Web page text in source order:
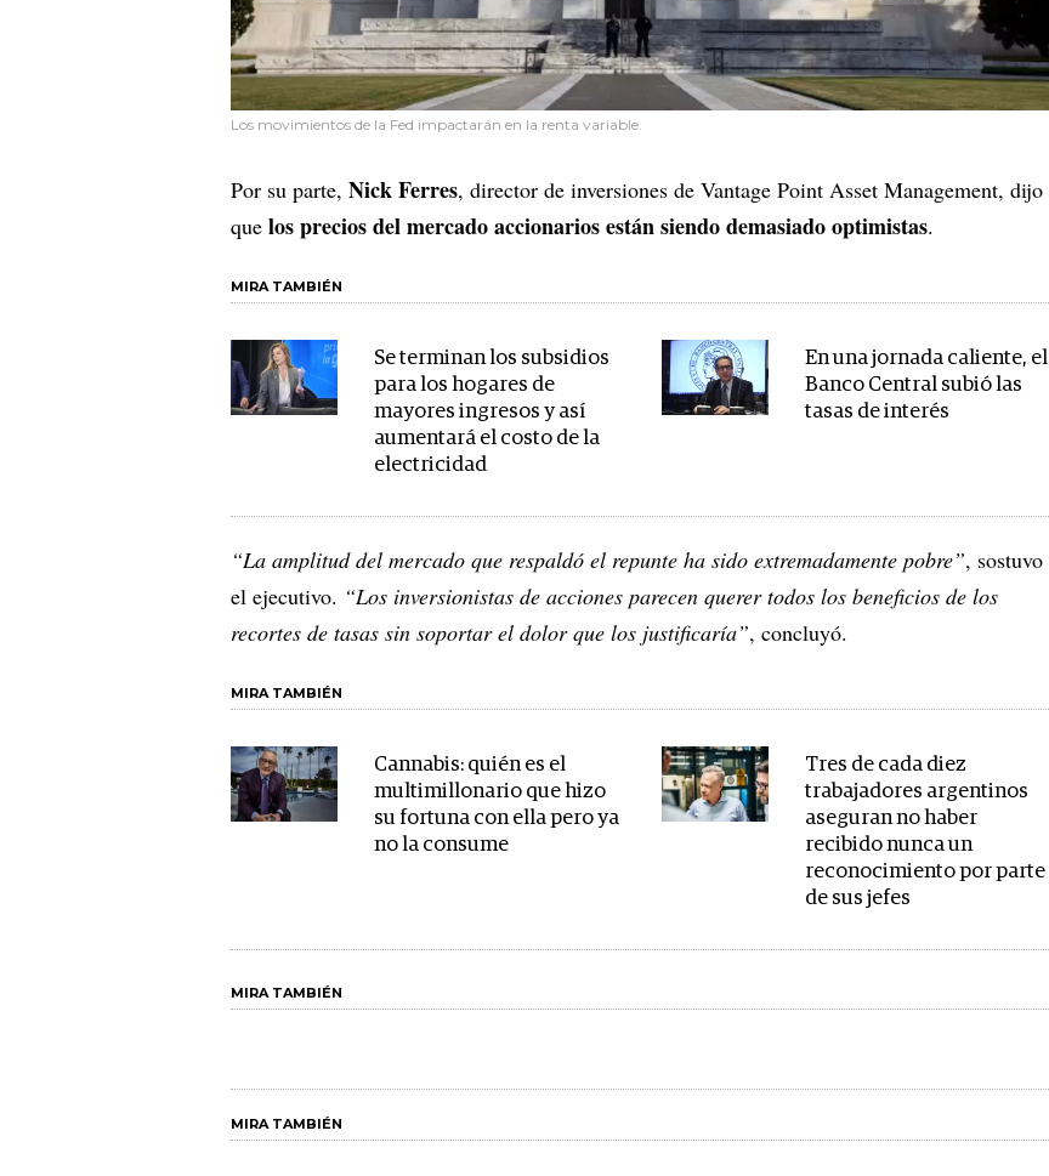
Los movimientos de la Fed impactarán en la renta variable.
Por su parte, Nick Ferres, director de inversiones de Vantage Point Asset Management, dijo
que los precios del mercado accionarios están siendo demasiado optimistas.
MIRA TAMBIÉN
Se terminan los subsidios
para los hogares de
mayores ingresos y así
aumentará el costo de la
electricidad
En una jornada caliente, el
Banco Central subió las
tasas de interés
“La amplitud del mercado que respaldó el repunte ha sido extremadamente pobre”, sostuvo
el ejecutivo. “Los inversionistas de acciones parecen querer todos los beneficios de los
recortes de tasas sin soportar el dolor que los justificaría”, concluyó.
MIRA TAMBIÉN
Cannabis: quién es el
multimillonario que hizo
su fortuna con ella pero ya
no la consume
Tres de cada diez
trabajadores argentinos
aseguran no haber
recibido nunca un
reconocimiento por parte
de sus jefes
MIRA TAMBIÉN
MIRA TAMBIÉN